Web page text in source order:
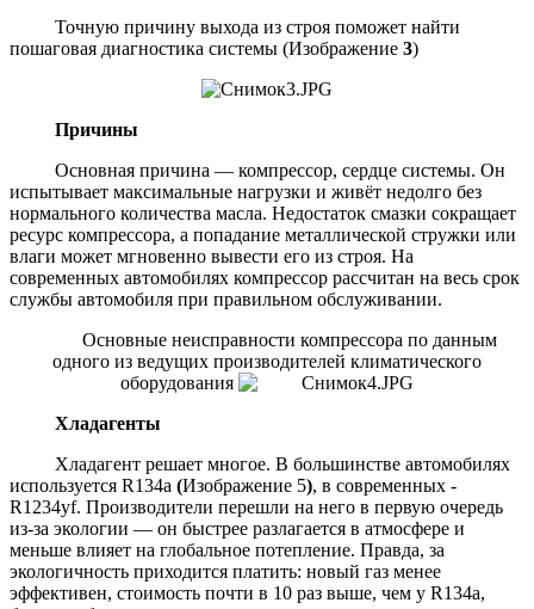
Точную причину выхода из строя поможет найти
пошаговая диагностика системы (Изображение 3)
Причины
Основная причина — компрессор, сердце системы. Он
испытывает максимальные нагрузки и живёт недолго без
нормального количества масла. Недостаток смазки сокращает
ресурс компрессора, а попадание металлической стружки или
влаги может мгновенно вывести его из строя. На
современных автомобилях компрессор рассчитан на весь срок
службы автомобиля при правильном обслуживании.
Основные неисправности компрессора по данным
одного из ведущих производителей климатического
оборудования
Хладагенты
Хладагент решает многое. В большинстве автомобилях
используется R134a (Изображение 5), в современных -
R1234yf. Производители перешли на него в первую очередь
из-за экологии — он быстрее разлагается в атмосфере и
меньше влияет на глобальное потепление. Правда, за
экологичность приходится платить: новый газ менее
эффективен, стоимость почти в 10 раз выше, чем у R134a,